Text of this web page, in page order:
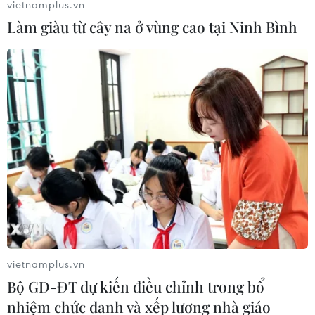
‘Hẹn hò với Paris’ và giấc mơ thời thơ bé
của Trương Anh Ngọc
07/08/2018 07:25
Mỗi địa danh anh viết đều có cả những câu chuyện của
quá khứ, tầng sâu văn hóa suốt chiều dài lịch sử và
gương mặt của hiện tại với những thông tin, dữ liệu
được cập nhật.
vietnamplus.vn
Làm giàu từ cây na ở vùng cao tại Ninh Bình
vietnamplus.vn
Bộ GD-ĐT dự kiến điều chỉnh trong bổ
nhiệm chức danh và xếp lương nhà giáo